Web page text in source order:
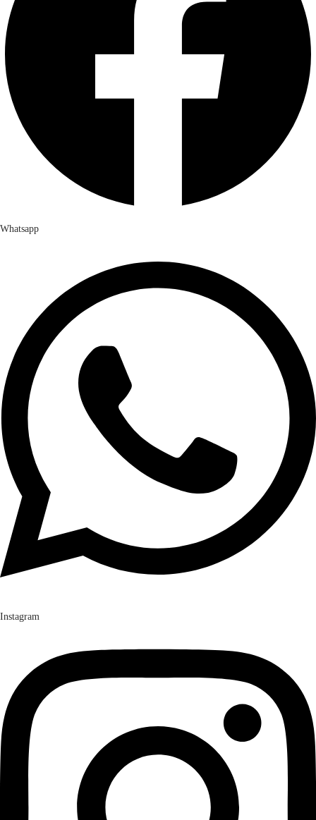
Whatsapp
Instagram